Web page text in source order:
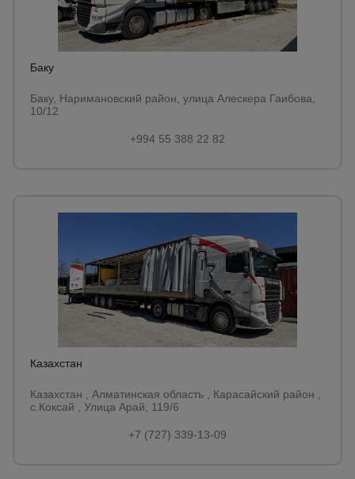
Баку
Баку, Наримановский район, улица Алескера Гаибова,
10/12
+994 55 388 22 82
Казахстан
Казахстан , Алматинская область , Карасайский район ,
с.Коксай , Улица Арай, 119/6
+7 (727) 339-13-09